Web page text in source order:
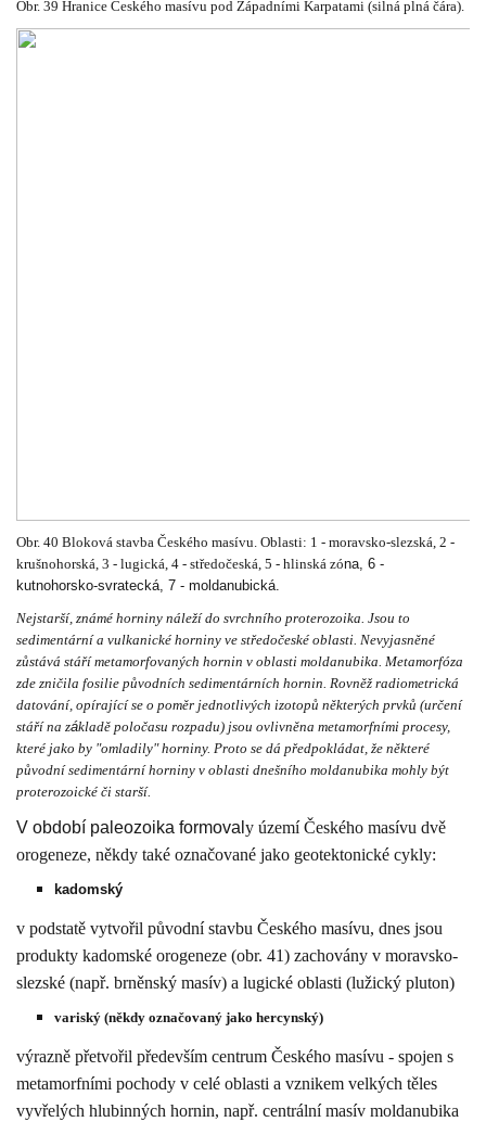
Obr. 39 Hranice Českého masívu pod Západními Karpatami (silná plná čára).
Obr. 40 Bloková stavba Českého masívu. Oblasti: 1 - moravsko-slezská, 2 -
krušnohorská, 3 - lugická, 4 - středočeská, 5 - hlinská zóna, 6 -
kutnohorsko-svratecká, 7 - moldanubická.
Nejstarší, známé horniny náleží do svrchního proterozoika. Jsou to
sedimentární a vulkanické horniny ve středočeské oblasti. Nevyjasněné
zůstává stáří metamorfovaných hornin v oblasti moldanubika. Metamorfóza
zde zničila fosilie původních sedimentárních hornin. Rovněž radiometrická
datování, opírající se o poměr jednotlivých izotopů některých prvků (určení
stáří na základě poločasu rozpadu) jsou ovlivněna metamorfními procesy,
které jako by "omladily" horniny. Proto se dá předpokládat, že některé
původní sedimentární horniny v oblasti dnešního moldanubika mohly být
proterozoické či starší.
V období paleozoika formoval y území Českého masívu dvě
orogeneze, někdy také označované jako geotektonické cykly:
kadomský
v podstatě vytvořil původní stavbu Českého masívu, dnes jsou
produkty kadomské orogeneze (obr. 41) zachovány v moravsko-
slezské (např. brněnský masív) a lugické oblasti (lužický pluton)
variský (někdy označovaný jako hercynský)
výrazně přetvořil především centrum Českého masívu - spojen s
metamorfními pochody v celé oblasti a vznikem velkých těles
vyvřelých hlubinných hornin, např. centrální masív moldanubika